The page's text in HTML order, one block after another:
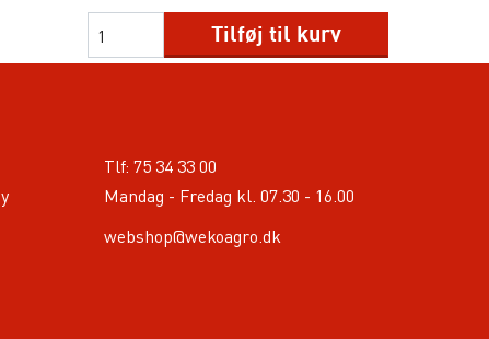
Tilføj til kurv
Tlf: 75 34 33 00
Mandag - Fredag kl. 07.30 - 16.00
webshop@wekoagro.dk